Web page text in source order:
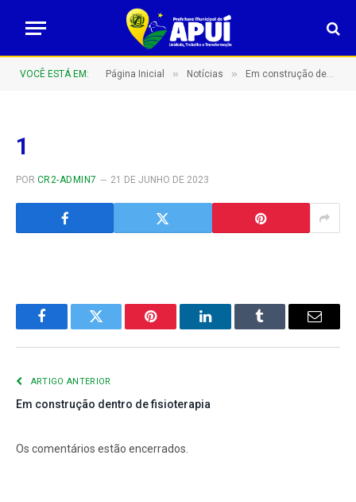
VOCÊ ESTÁ EM: Página Inicial » Notícias » Em construção dentro de fisioterapia
1
POR CR2-ADMIN7 21 DE JUNHO DE 2023
FacebookTwitter Pinterest LinkedInTumblr
E-
ARTIGO ANTERIOR
Em construção dentro de fisioterapia
Os comentários estão encerrados.